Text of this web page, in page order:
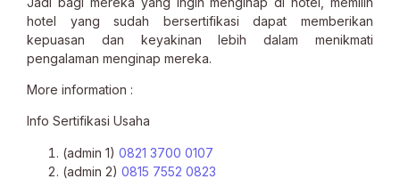
hotel yang sudah bersertifikasi dapat memberikan
kepuasan dan keyakinan lebih dalam menikmati
pengalaman menginap mereka.
More information :
Info Sertifikasi Usaha
(admin 1) 0821 3700 0107
(admin 2) 0815 7552 0823